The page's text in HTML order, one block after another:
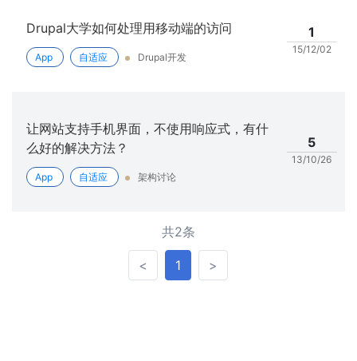
Drupal大学如何处理用移动端的访问
App 自适应 Drupal开发
1
15/12/02
让网站支持手机界面，不使用响应式，有什
么好的解决方法？
App 自适应 架构讨论
5
13/10/26
共2条
< 1 >